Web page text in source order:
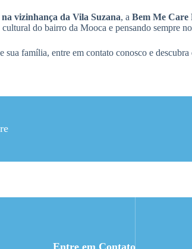
vizinhança da Vila Suzana, a Bem Me Care
do bairro da Mooca e pensando sempre
sua família, entre em contato conosco e
Entre em Contato